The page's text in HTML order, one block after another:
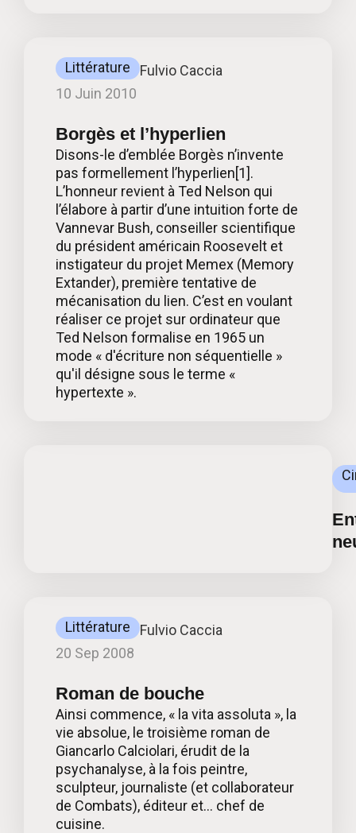
Littérature
Fulvio Caccia
10 Juin 2010
Borgès et l’hyperlien
Disons-le d’emblée Borgès n’invente
pas formellement l’hyperlien[1].
L’honneur revient à Ted Nelson qui
l’élabore à partir d’une intuition forte de
Vannevar Bush, conseiller scientifique
du président américain Roosevelt et
instigateur du projet Memex (Memory
Extander), première tentative de
mécanisation du lien. C’est en voulant
réaliser ce projet sur ordinateur que
Ted Nelson formalise en 1965 un
mode « d'écriture non séquentielle »
qu'il désigne sous le terme «
hypertexte ».
Littérature
Fulvio Caccia
20 Sep 2008
Roman de bouche
Ainsi commence, « la vita assoluta », la
vie absolue, le troisième roman de
Giancarlo Calciolari, érudit de la
psychanalyse, à la fois peintre,
sculpteur, journaliste (et collaborateur
de Combats), éditeur et… chef de
cuisine.